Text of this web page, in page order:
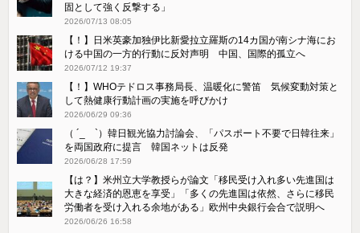
固として強く反撃する」
2026/07/13 08:05
【！】日米英豪加独伊比新愛拉立羅斯の14カ国が南シナ海にお
ける中国の一方的行動に反対声明 中国、国際的孤立へ
2026/07/12 19:37
【！】WHOテドロス事務局長、温暖化に警笛 気候変動対策と
して熱健康行動計画の実施を呼びかけ
2026/06/29 09:36
（ ´_ゝ`）韓日観光協力討論会、「パスポート不要で日韓往来」
を両国政府に提言 韓国ネットは反発
2026/06/28 17:59
【は？】米州立大学教授らが論文⁠「移民受け入れ多い先進国は
大きな経済的恩恵を享受」「多くの先進国は依然、さ​らに移民
労働者を受け入れる余地がある」欧州中央銀行会合で説明へ
2026/06/26 16:58